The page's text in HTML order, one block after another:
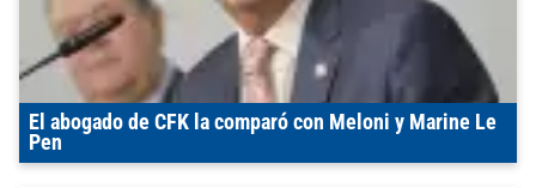
El abogado de CFK la comparó con Meloni y Marine Le
Pen